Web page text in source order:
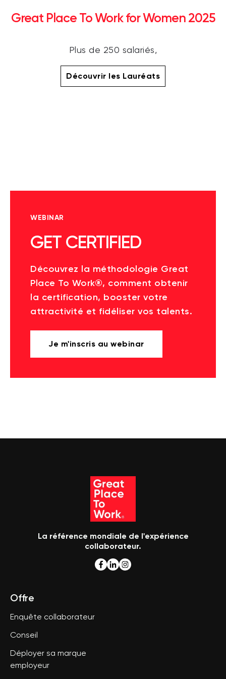
Great Place To Work for Women 2025
Plus de 250 salariés,
Découvrir les Lauréats
WEBINAR
GET CERTIFIED
Découvrez la méthodologie Great
Place To Work®, comment obtenir
la certification, booster votre
attractivité et fidéliser vos talents.
Je m'inscris au webinar
La référence mondiale de l'expérience
collaborateur.
Offre
Enquête collaborateur
Conseil
Déployer sa marque
employeur